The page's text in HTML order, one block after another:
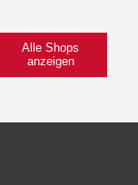
Alle Shops
anzeigen